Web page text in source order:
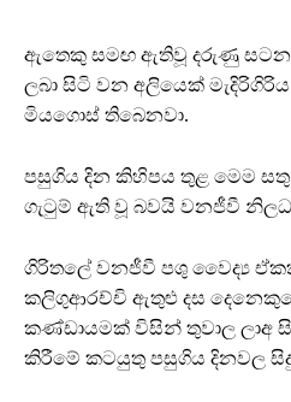
ඇතෙකු සමඟ ඇතිවූ දරුණු
ලබා සිටි වන අලියෙක්
මියගොස් තිබෙනවා.
පසුගිය දින කිහිපය තුළ මෙම
ගැටුම් ඇති වූ බවයි වනජීවී
ගිරිතලේ වනජීවී පශු වෛද්‍ය
කලිගුආරච්චි ඇතුළු දස
කණ්ඩායමක් විසින් තුවාල ලාඅ
කිරීමේ කටයුතු පසුගිය දිනවල